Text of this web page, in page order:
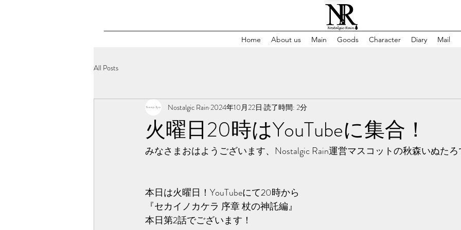
Home About us Main Goods Character Diary Mail
All Posts
火曜日20時はYouTubeに集合！
Nostalgic Rain 2024年10月22日 読了時間: 2分
みなさまおはようございます、Nostalgic Rain運営マスコットの秋森いぬた
本日は火曜日！YouTubeにて20時から
『セカイノカケラ 序章 杖の神託編』
本日第2話でございます！